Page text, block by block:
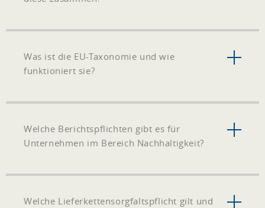
Was ist die EU-Taxonomie und wie
funktioniert sie?
Welche Berichtspflichten gibt es für
Unternehmen im Bereich Nachhaltigkeit?
Welche Lieferkettensorgfaltspflicht gilt und